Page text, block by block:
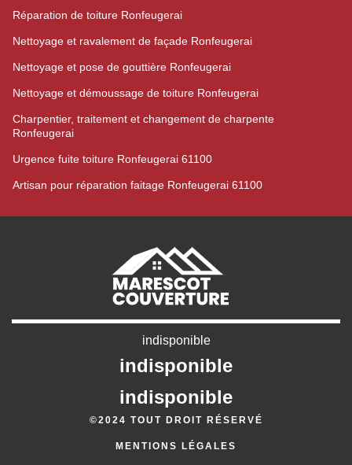
Réparation de toiture Ronfeugerai
Nettoyage et ravalement de façade Ronfeugerai
Nettoyage et pose de gouttière Ronfeugerai
Nettoyage et démoussage de toiture Ronfeugerai
Charpentier, traitement et changement de charpente
Ronfeugerai
Urgence fuite toiture Ronfeugerai 61100
Artisan pour réparation faitage Ronfeugerai 61100
indisponible
indisponible
indisponible
©2024 TOUT DROIT RÉSERVÉ
MENTIONS LÉGALES